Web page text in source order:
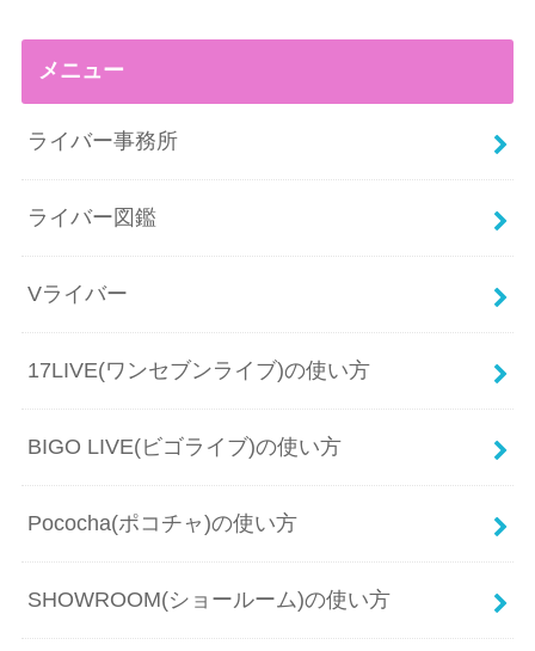
メニュー
ライバー事務所
ライバー図鑑
Vライバー
17LIVE(ワンセブンライブ)の使い方
BIGO LIVE(ビゴライブ)の使い方
Pococha(ポコチャ)の使い方
SHOWROOM(ショールーム)の使い方